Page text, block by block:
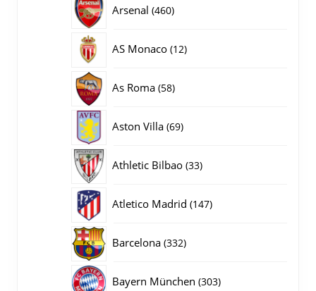
Arsenal 460460
AS Monaco 1212
As Roma 5858
Aston Villa 6969
Athletic Bilbao 3333
Atletico Madrid 147147
Barcelona 332332
Bayern München 303303